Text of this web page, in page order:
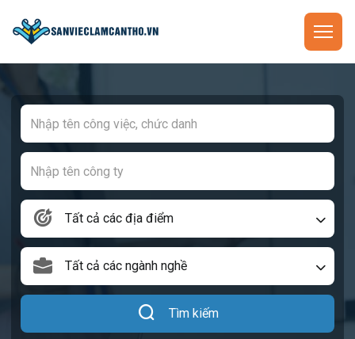
Tất cả các địa điểm
Tất cả các ngành nghề
Tìm kiếm